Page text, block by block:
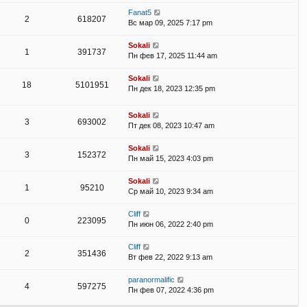
2 618207
Fanat5
Вс мар 09, 2025 7:17 pm
1 391737
Sokali
Пн фев 17, 2025 11:44 am
18 5101951
Sokali
Пн дек 18, 2023 12:35 pm
3 693002
Sokali
Пт дек 08, 2023 10:47 am
3 152372
Sokali
Пн май 15, 2023 4:03 pm
1 95210
Sokali
Ср май 10, 2023 9:34 am
0 223095
Cliff
Пн июн 06, 2022 2:40 pm
2 351436
Cliff
Вт фев 22, 2022 9:13 am
4 597275
paranormalific
Пн фев 07, 2022 4:36 pm